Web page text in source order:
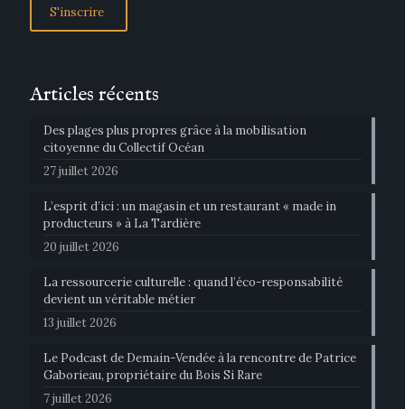
Articles récents
Des plages plus propres grâce à la mobilisation
citoyenne du Collectif Océan
27 juillet 2026
L’esprit d’ici : un magasin et un restaurant « made in
producteurs » à La Tardière
20 juillet 2026
La ressourcerie culturelle : quand l’éco-responsabilité
devient un véritable métier
13 juillet 2026
Le Podcast de Demain-Vendée à la rencontre de Patrice
Gaborieau, propriétaire du Bois Si Rare
7 juillet 2026